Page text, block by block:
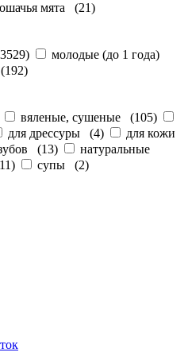
мята (21)
3529)
молодые (до 1 года)
192)
вяленые, сушеные (105)
для дрессуры (4)
для кожи
(13)
натуральные
11) супы (2)